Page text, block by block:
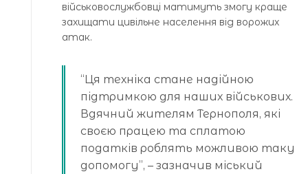
військовослужбовці матимуть змогу краще
захищати цивільне населення від ворожих
атак.
“Ця техніка стане надійною
підтримкою для наших військових.
Вдячний жителям Тернополя, які
своєю працею та сплатою
податків роблять можливою таку
допомогу”, – зазначив міський